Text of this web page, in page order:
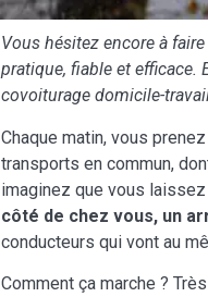
Vous hésitez encore à
pratique, fiable et efficace.
covoiturage domicile-
Chaque matin, vous
transports en commun,
imaginez que vous
côté de chez vous, un
conducteurs qui vont au
Comment ça marche ?